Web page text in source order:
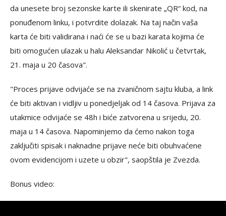
da unesete broj sezonske karte ili skenirate „QR“ kod, na
ponuđenom linku, i potvrdite dolazak. Na taj način vaša
karta će biti validirana i naći će se u bazi karata kojima će
biti omogućen ulazak u halu Aleksandar Nikolić u četvrtak,
21. maja u 20 časova".
"Proces prijave odvijaće se na zvaničnom sajtu kluba, a link
će biti aktivan i vidljiv u ponedjeljak od 14 časova. Prijava za
utakmice odvijaće se 48h i biće zatvorena u srijedu, 20.
maja u 14 časova. Napominjemo da ćemo nakon toga
zaključiti spisak i naknadne prijave neće biti obuhvaćene
ovom evidencijom i uzete u obzir", saopštila je Zvezda.
Bonus video: